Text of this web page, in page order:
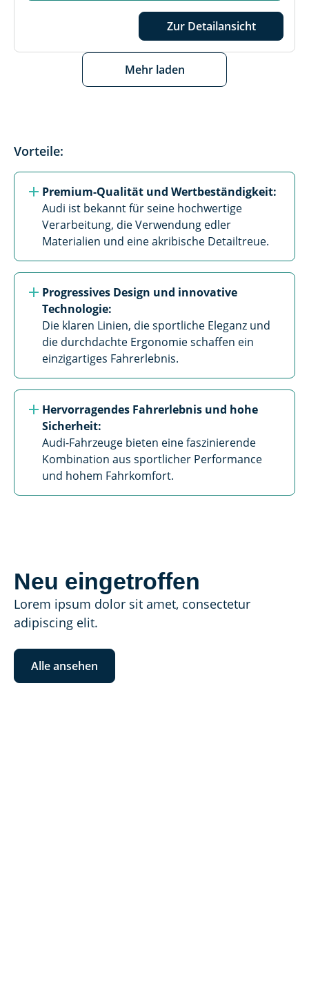
Zur Detailansicht
Mehr laden
Vorteile:
Premium-Qualität und Wertbeständigkeit:
Audi ist bekannt für seine hochwertige
Verarbeitung, die Verwendung edler
Materialien und eine akribische Detailtreue.
Progressives Design und innovative
Technologie:
Die klaren Linien, die sportliche Eleganz und
die durchdachte Ergonomie schaffen ein
einzigartiges Fahrerlebnis.
Hervorragendes Fahrerlebnis und hohe
Sicherheit:
Audi-Fahrzeuge bieten eine faszinierende
Kombination aus sportlicher Performance
und hohem Fahrkomfort.
Neu eingetroffen
Lorem ipsum dolor sit amet, consectetur
adipiscing elit.
Alle ansehen